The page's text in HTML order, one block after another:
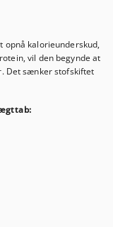
kalorieunderskud,
vil den begynde at
Det sænker stofskiftet